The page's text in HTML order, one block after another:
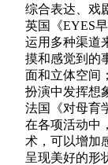
综合表达、戏
英国《EYES
运用多种渠道
摸和感觉到的
面和立体空间
扮演中发挥想
法国《对母育
在各项活动中
术，可以增加
呈现美好的形